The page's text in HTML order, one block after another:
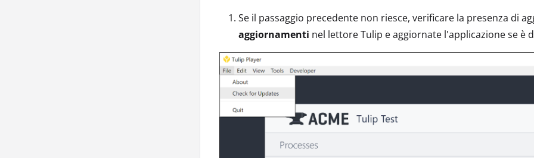
Se il passaggio precedente non riesce, verificare la presenza di
aggiornamenti nel lettore Tulip e aggiornate l'applicazione se è